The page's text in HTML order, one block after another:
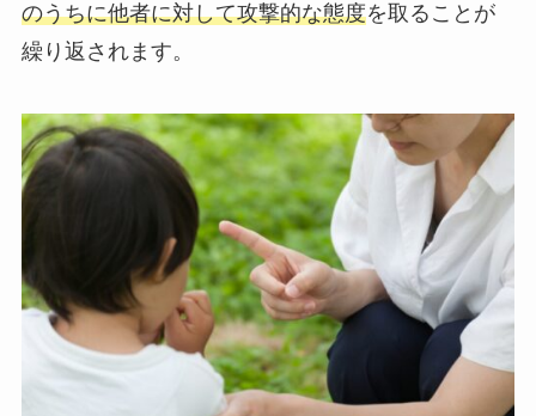
のうちに他者に対して攻撃的な態度を取ることが
繰り返されます。